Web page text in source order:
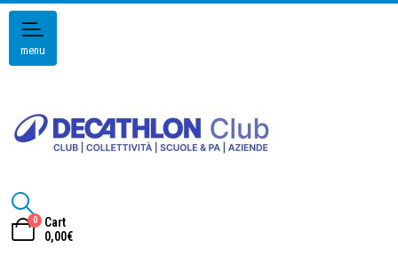
menu
0
Cart
0,00€